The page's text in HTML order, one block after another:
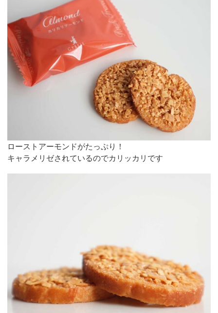
ローストアーモンドがたっぷり！
キャラメリゼされているのでカリッカリです